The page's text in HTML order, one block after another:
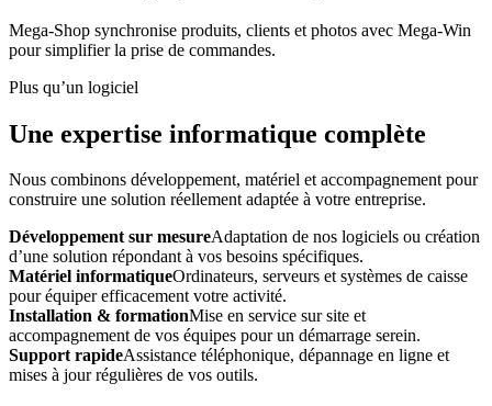
Mega-Shop synchronise produits, clients et photos avec Mega-Win
pour simplifier la prise de commandes.
Plus qu’un logiciel
Une expertise informatique complète
Nous combinons développement, matériel et accompagnement pour
construire une solution réellement adaptée à votre entreprise.
Développement sur mesureAdaptation de nos logiciels ou création
d’une solution répondant à vos besoins spécifiques.
Matériel informatiqueOrdinateurs, serveurs et systèmes de caisse
pour équiper efficacement votre activité.
Installation & formationMise en service sur site et
accompagnement de vos équipes pour un démarrage serein.
Support rapideAssistance téléphonique, dépannage en ligne et
mises à jour régulières de vos outils.